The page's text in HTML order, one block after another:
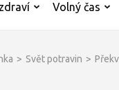
Volný čas
> Svět potravin >